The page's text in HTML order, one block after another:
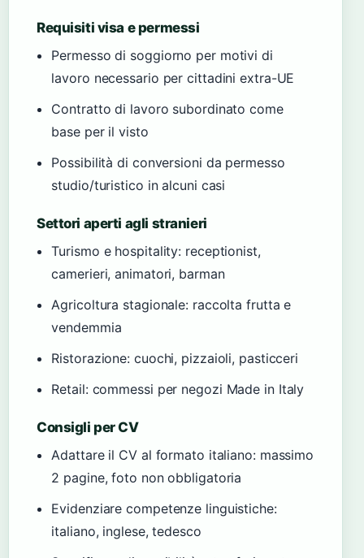
Requisiti visa e permessi
Permesso di soggiorno per motivi di
lavoro necessario per cittadini extra-UE
Contratto di lavoro subordinato come
base per il visto
Possibilità di conversioni da permesso
studio/turistico in alcuni casi
Settori aperti agli stranieri
Turismo e hospitality: receptionist,
camerieri, animatori, barman
Agricoltura stagionale: raccolta frutta e
vendemmia
Ristorazione: cuochi, pizzaioli, pasticceri
Retail: commessi per negozi Made in Italy
Consigli per CV
Adattare il CV al formato italiano: massimo
2 pagine, foto non obbligatoria
Evidenziare competenze linguistiche:
italiano, inglese, tedesco